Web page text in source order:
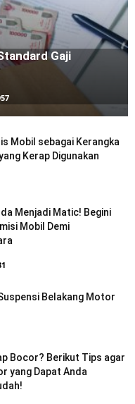
Gaji
Mobil sebagai Kerangka
Kerap Digunakan
Menjadi Matic! Begini
Mobil Demi
Belakang Motor
Bocor? Berikut Tips agar
yang Dapat Anda